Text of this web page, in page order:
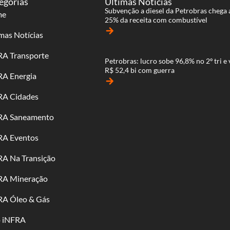
Notícias
Transporte
Energia
Cidades
Saneamento
Eventos
Na Transição
Mineração
Óleo & Gás
iNFRA
Subvenção a diesel da Petrobras chega
25% da receita com combustível
arrow_forward
Petrobras: lucro sobe 96,8% no 2º tri e
R$ 52,4 bi com guerra
arrow_forward